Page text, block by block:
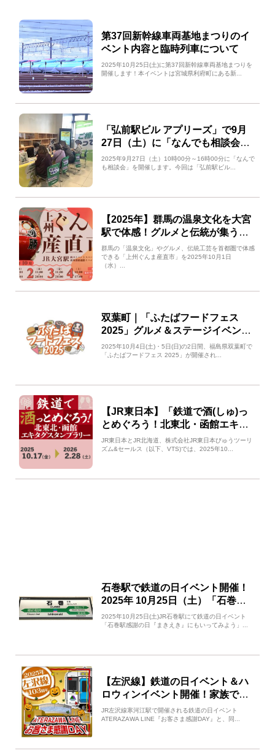
第37回新幹線車両基地まつりのイ
ベント内容と臨時列車について
2025年10月25日(土)に第37回新幹線車両基地まつりを
開催します！本イベントは宮城県利府町にある新...
「弘前駅ビル アプリーズ」で9月
27日（土）に「なんでも相談会」
を開催します
2025年9月27日（土）10時00分～16時00分に「なんで
も相談会」を開催します。今回は「弘前駅ビル...
【2025年】群馬の温泉文化を大宮
駅で体感！グルメと伝統が集う産
直イベント開催
群馬の「温泉文化」やグルメ、伝統工芸を首都圏で体感
できる「上州ぐんま産直市」を2025年10月1日
（水）...
双葉町｜「ふたばフードフェス
2025」グルメ＆ステージイベント
満載！
2025年10月4日(土)・5日(日)の2日間、福島県双葉町で
「ふたばフードフェス 2025」が開催され...
【JR東日本】「鉄道で酒(しゅ)っ
とめぐろう！北東北・函館エキタ
グスタンプラリー」を開催
JR東日本とJR北海道、株式会社JR東日本びゅうツーリ
ズム&セールス（以下、VTS)では、2025年10...
石巻駅で鉄道の日イベント開催！
2025年 10月25日（土）「石巻駅
感謝の日『まきえき』にもいって
みよう」
2025年10月25日(土)JR石巻駅にて鉄道の日イベント
「石巻駅感謝の日『まきえき』にもいってみよう」...
【左沢線】鉄道の日イベント＆ハ
ロウィンイベント開催！家族で楽
しむ1日
JR左沢線寒河江駅で開催される鉄道の日イベント
ATERAZAWA LINE『お客さま感謝DAY』と、同...